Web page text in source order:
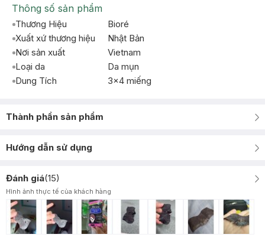
Thông số sản phẩm
Thương Hiệu
Bioré
Xuất xứ thương hiệu
Nhật Bản
Nơi sản xuất
Vietnam
Loại da
Da mụn
Dung Tích
3x4 miếng
Thành phần sản phẩm
Hướng dẫn sử dụng
Đánh giá(15)
Hình ảnh thực tế của khách hàng